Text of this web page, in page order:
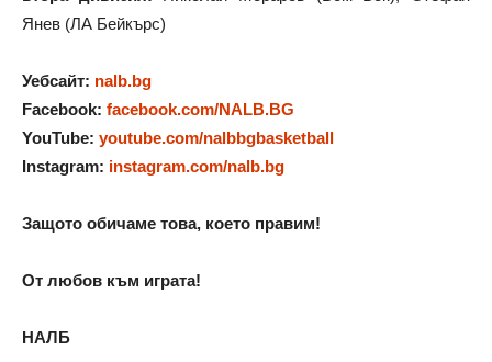
Янев (ЛА Бейкърс)
Уебсайт: nalb.bg
Facebook: facebook.com/NALB.BG
YouTube: youtube.com/nalbbgbasketball
Instagram: instagram.com/nalb.bg
Защото обичаме това, което правим!
От любов към играта!
НАЛБ